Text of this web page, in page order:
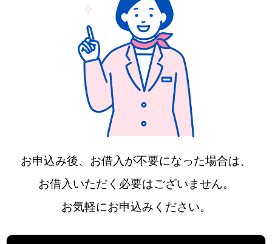
お申込み後、お借入が不要になった場合は、
お借入いただく必要はございません。
お気軽にお申込みください。